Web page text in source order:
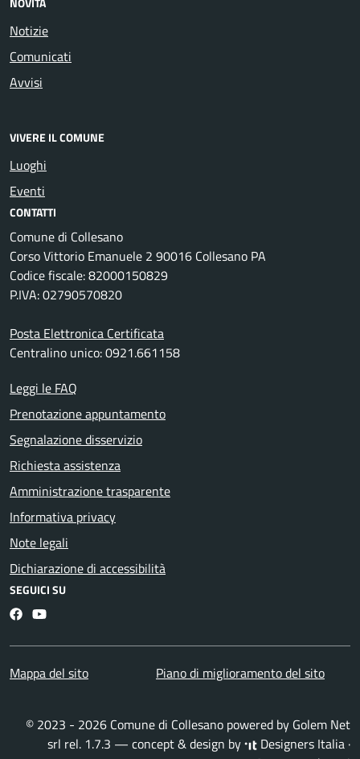
Notizie
Comunicati
Avvisi
VIVERE IL COMUNE
Luoghi
Eventi
CONTATTI
Comune di Collesano
Corso Vittorio Emanuele 2 90016 Collesano PA
Codice fiscale: 82000150829
P.IVA: 02790570820
Posta Elettronica Certificata
Centralino unico: 0921.661158
Leggi le FAQ
Prenotazione appuntamento
Segnalazione disservizio
Richiesta assistenza
Amministrazione trasparente
Informativa privacy
Note legali
Dichiarazione di accessibilità
SEGUICI SU
FacebookYouTube
Mappa del sito Piano di miglioramento del sito
© 2023 - 2026 Comune di Collesano powered by Golem Net
srl rel. 1.7.3 — concept & design by Designers Italia ·